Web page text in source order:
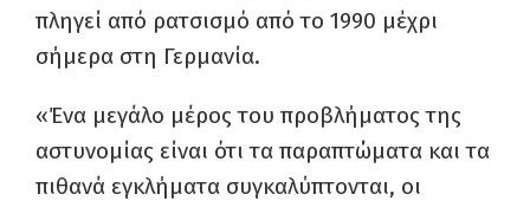
πληγεί από ρατσισμό από το 1990 μέχρι
σήμερα στη Γερμανία.
«Ένα μεγάλο μέρος του προβλήματος της
αστυνομίας είναι ότι τα παραπτώματα και τα
πιθανά εγκλήματα συγκαλύπτονται, οι